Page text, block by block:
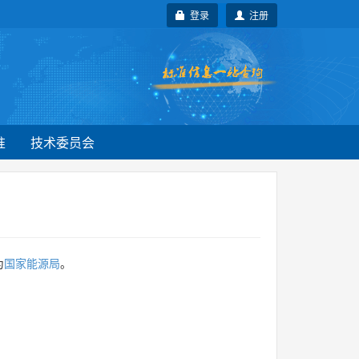
注册
登录
技术委员会
国家能源局。